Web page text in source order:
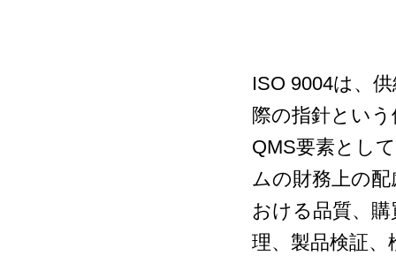
ISO 9004は、
際の指針とい
QMS要素とし
ムの財務上の
おける品質、
理、製品検証、